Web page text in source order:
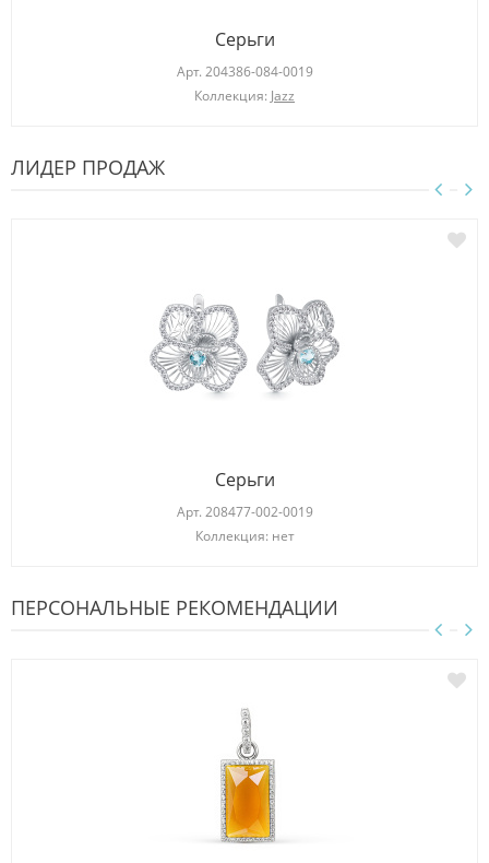
Серьги
Арт. 204386-084-0019
Коллекция: Jazz
ЛИДЕР ПРОДАЖ
Серьги
Арт. 208477-002-0019
Коллекция: нет
ПЕРСОНАЛЬНЫЕ РЕКОМЕНДАЦИИ